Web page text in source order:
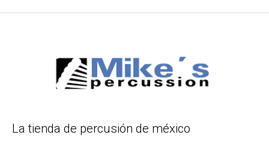
La tienda de percusión de méxico